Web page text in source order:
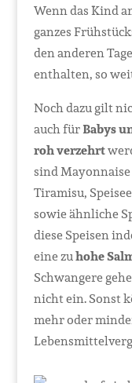
Wenn das Kind
ganzes
den anderen
enthalten, so
Noch dazu gilt
auch fürBabys
roh verzehrt
sind
Tiramisu,
sowie ähnliche
diese Speisen
eine zuhohe
Schwangere
nicht ein. Sonst
mehr oder